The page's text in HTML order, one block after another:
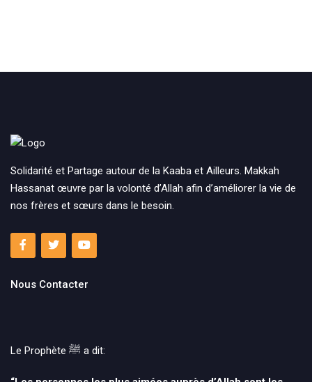
Solidarité et Partage autour de la Kaaba et Ailleurs. Makkah
Hassanat œuvre par la volonté d’Allah afin d’améliorer la vie de
nos frères et sœurs dans le besoin.
Nous Contacter
Le Prophète ﷺ‎ a dit: